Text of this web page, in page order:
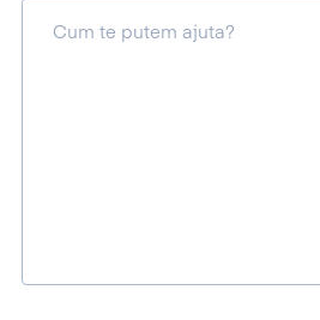
Cum te putem ajuta?